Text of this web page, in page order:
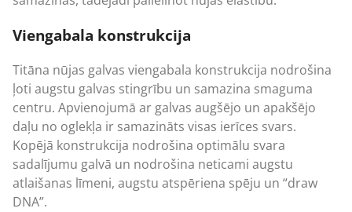
Viengabala konstrukcija
Titāna nūjas galvas viengabala konstrukcija nodrošina
ļoti augstu galvas stingrību un samazina smaguma
centru. Apvienojumā ar galvas augšējo un apakšējo
daļu no oglekļa ir samazināts visas ierīces svars.
Kopējā konstrukcija nodrošina optimālu svara
sadalījumu galvā un nodrošina neticami augstu
atlaišanas līmeni, augstu atspēriena spēju un “draw
DNA”.